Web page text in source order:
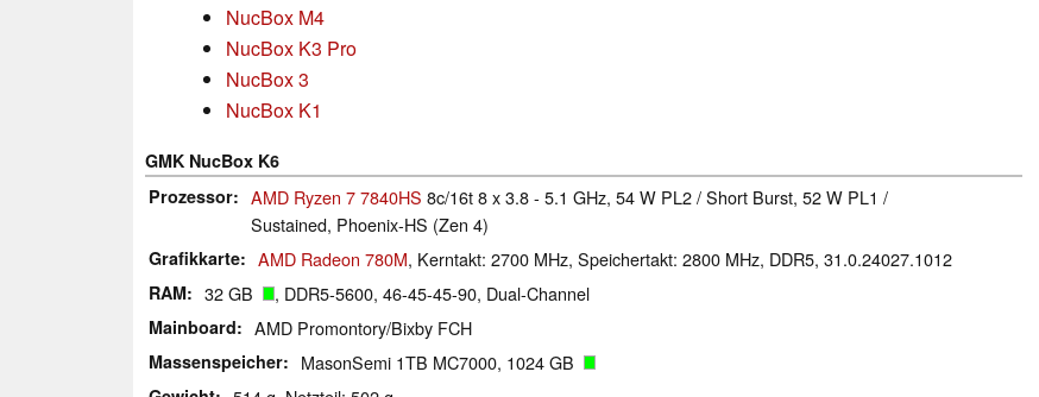
NucBox M4
NucBox K3 Pro
NucBox 3
NucBox K1
GMK NucBox K6
Prozessor
AMD Ryzen 7 7840HS 8c/16t 8 x 3.8 - 5.1 GHz, 54 W PL2 / Short Burst, 52 W PL1 /
Sustained, Phoenix-HS (Zen 4)
Grafikkarte AMD Radeon 780M, Kerntakt: 2700 MHz, Speichertakt: 2800 MHz, DDR5, 31.0.24027.1012
RAM 32 GB , DDR5-5600, 46-45-45-90, Dual-Channel
Mainboard AMD Promontory/Bixby FCH
Massenspeicher MasonSemi 1TB MC7000, 1024 GB